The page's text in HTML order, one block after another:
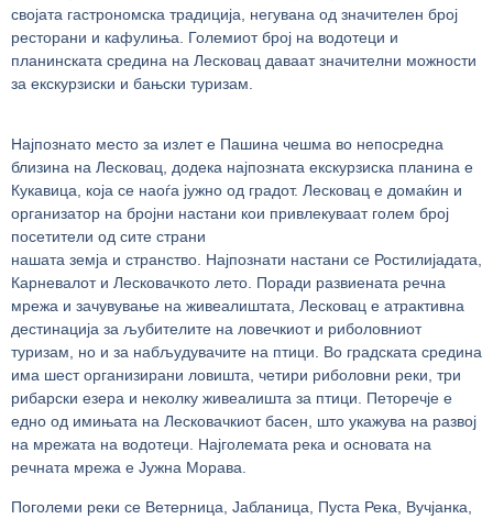
својата гастрономска традиција, негувана од значителен број
ресторани и кафулиња. Големиот број на водотеци и
планинската средина на Лесковац даваат значителни можности
за екскурзиски и бањски туризам.
Најпознато место за излет е Пашина чешма во непосредна
близина на Лесковац, додека најпозната екскурзиска планина е
Кукавица, која се наоѓа јужно од градот. Лесковац е домаќин и
организатор на бројни настани кои привлекуваат голем број
посетители од сите страни
нашата земја и странство. Најпознати настани се Ростилијадата,
Карневалот и Лесковачкото лето. Поради развиената речна
мрежа и зачувување на живеалиштата, Лесковац е атрактивна
дестинација за љубителите на ловечкиот и риболовниот
туризам, но и за набљудувачите на птици. Во градската средина
има шест организирани ловишта, четири риболовни реки, три
рибарски езера и неколку живеалишта за птици. Петоречје е
едно од имињата на Лесковачкиот басен, што укажува на развој
на мрежата на водотеци. Најголемата река и основата на
речната мрежа е Јужна Морава.
Поголеми реки се Ветерница, Јабланица, Пуста Река, Вучјанка,